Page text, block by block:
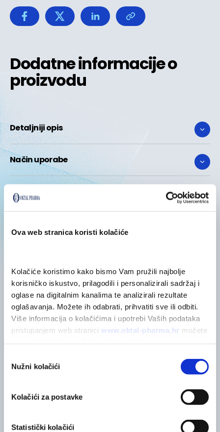
Ova web stranica koristi kolačiće
Kolačiće koristimo kako bismo Vam pružili najbolje
korisničko iskustvo, prilagodili i personalizirali sadržaj i
oglase na digitalnim kanalima te analizirali rezultate
oglašavanja. Možete ih odabrati, prihvatiti sve ili odbiti.
Više informacija o kolačićima i upotrebi Vaših podataka
pristupanjem web stranici www.oktal-pharma.hr možete
pristanka
Nužni kolačići
Kolačići za postavke
Statistički kolačići
Detaljniji opis
Način uporabe
Posebne mjere opreza
Dodatne informacije o
proizvodu
POVEZANI PROIZVODI
Možda će vas zanimati